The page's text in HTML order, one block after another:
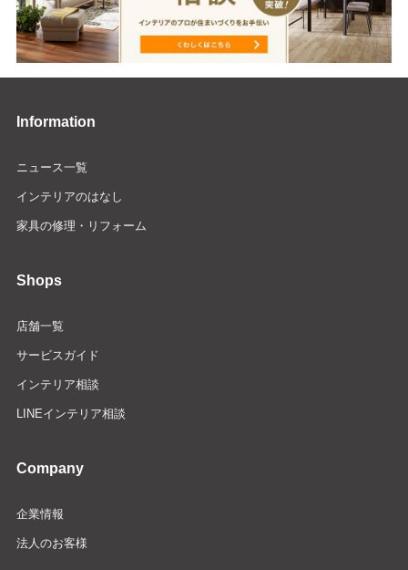
Information
ニュース一覧
インテリアのはなし
家具の修理・リフォーム
Shops
店舗一覧
サービスガイド
インテリア相談
LINEインテリア相談
Company
企業情報
法人のお客様